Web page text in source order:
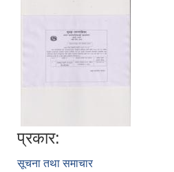
प्रकार:
सूचना तथा समाचार